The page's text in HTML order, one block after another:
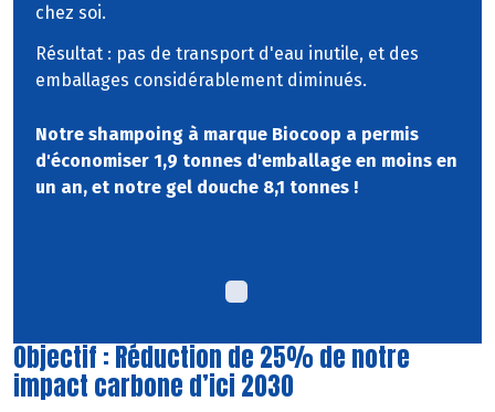
chez soi.
Résultat : pas de transport d'eau inutile, et des
emballages considérablement diminués.
Notre shampoing à marque Biocoop a permis
d'économiser 1,9 tonnes d'emballage en moins en
un an, et notre gel douche 8,1 tonnes !
Objectif : Réduction de 25% de notre
impact carbone d’ici 2030